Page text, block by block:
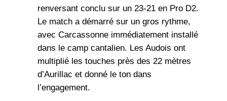
renversant conclu sur un 23-21 en Pro D2.
Le match a démarré sur un gros rythme,
avec Carcassonne immédiatement installé
dans le camp cantalien. Les Audois ont
multiplié les touches près des 22 mètres
d’Aurillac et donné le ton dans
l’engagement.